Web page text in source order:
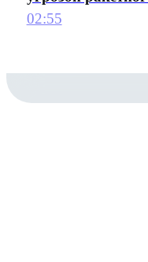
02:55